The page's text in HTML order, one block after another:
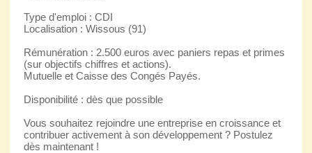
Type d'emploi : CDI
Localisation : Wissous (91)
Rémunération : 2.500 euros avec paniers repas et primes
(sur objectifs chiffres et actions).
Mutuelle et Caisse des Congés Payés.
Disponibilité : dès que possible
Vous souhaitez rejoindre une entreprise en croissance et
contribuer activement à son développement ? Postulez
dès maintenant !